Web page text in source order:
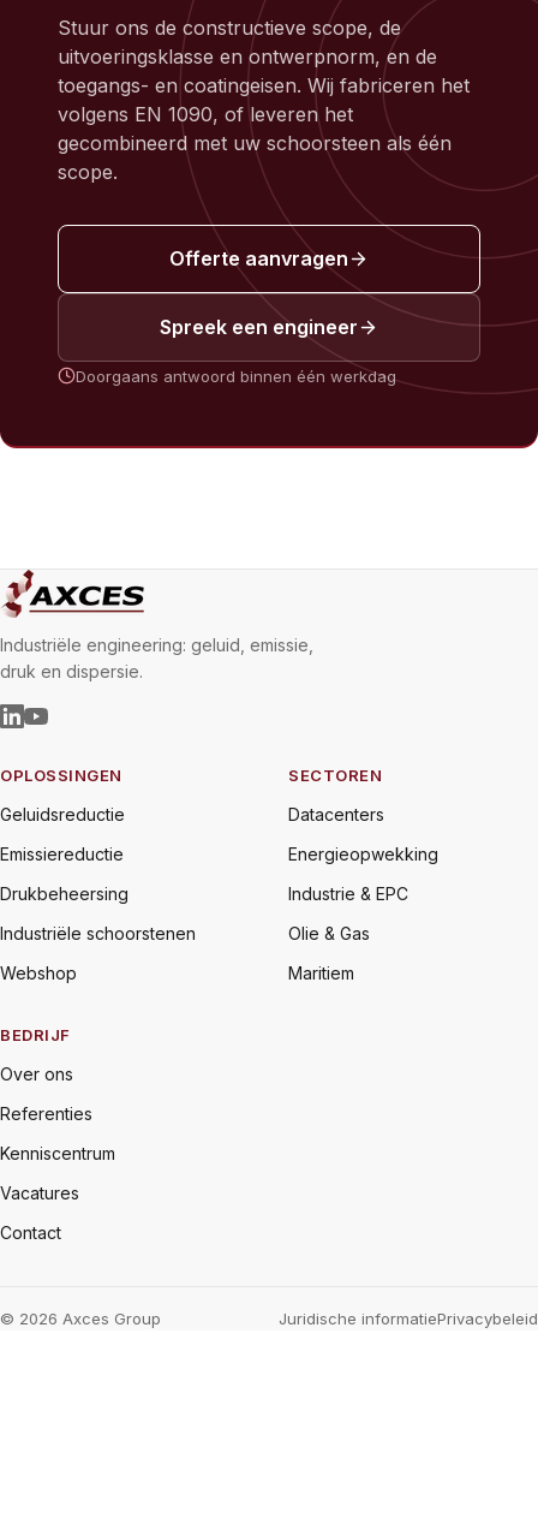
Stuur ons de constructieve scope, de
uitvoeringsklasse en ontwerpnorm, en de
toegangs- en coatingeisen. Wij fabriceren het
volgens EN 1090, of leveren het
gecombineerd met uw schoorsteen als één
scope.
Offerte aanvragen
Spreek een engineer
Doorgaans antwoord binnen één werkdag
Industriële engineering: geluid, emissie,
druk en dispersie.
OPLOSSINGEN
Geluidsreductie
Emissiereductie
Drukbeheersing
Industriële schoorstenen
Webshop
SECTOREN
Datacenters
Energieopwekking
Industrie & EPC
Olie & Gas
Maritiem
BEDRIJF
Over ons
Referenties
Kenniscentrum
Vacatures
Contact
© 2026 Axces Group Juridische informatiePrivacybeleid